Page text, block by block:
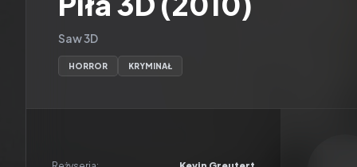
Saw 3D
HORROR KRYMINAŁ